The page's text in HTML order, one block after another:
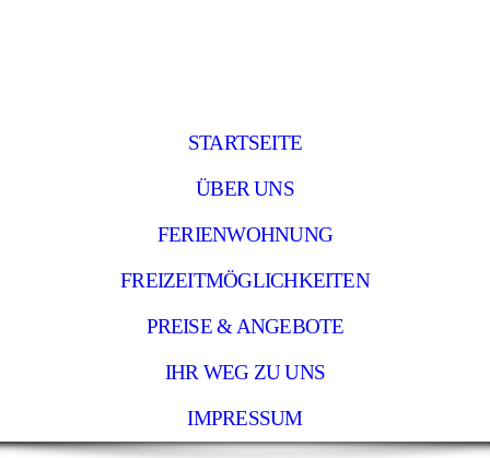
STARTSEITE
ÜBER UNS
FERIENWOHNUNG
FREIZEITMÖGLICHKEITEN
PREISE & ANGEBOTE
IHR WEG ZU UNS
IMPRESSUM